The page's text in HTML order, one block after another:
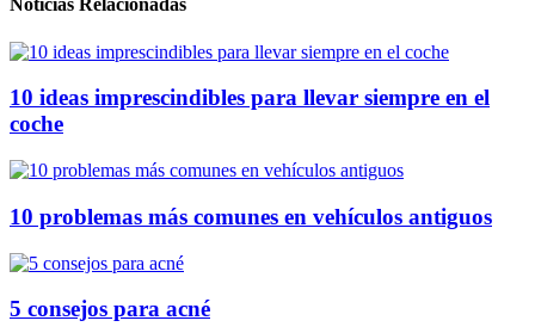
Noticias Relacionadas
10 ideas imprescindibles para llevar siempre en el
coche
10 problemas más comunes en vehículos antiguos
5 consejos para acné